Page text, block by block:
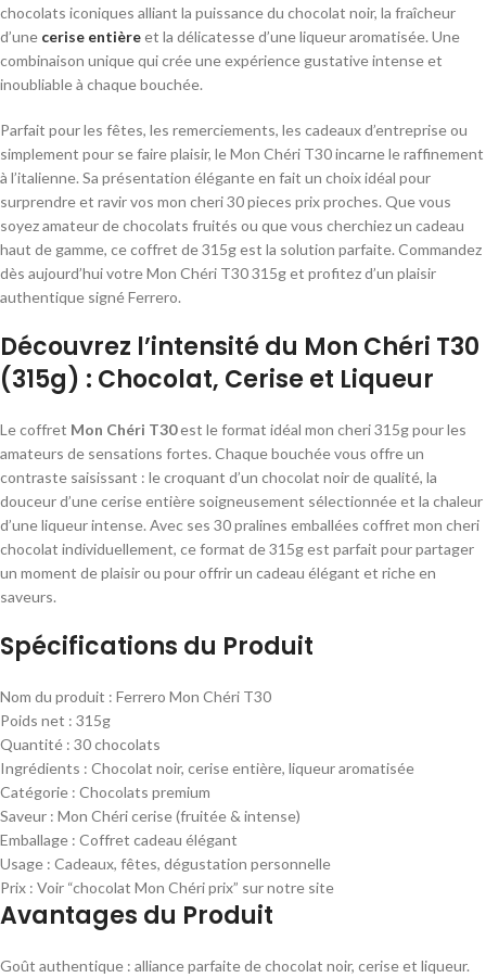
chocolats iconiques alliant la puissance du chocolat noir, la fraîcheur
d’une cerise entièreet la délicatesse d’une liqueur aromatisée. Une
combinaison unique qui crée une expérience gustative intense et
inoubliable à chaque bouchée.
Parfait pour les fêtes, les remerciements, les cadeaux d’entreprise ou
simplement pour se faire plaisir, le Mon Chéri T30 incarne le raffinement
à l’italienne. Sa présentation élégante en fait un choix idéal pour
surprendre et ravir vos mon cheri 30 pieces prix proches. Que vous
soyez amateur de chocolats fruités ou que vous cherchiez un cadeau
haut de gamme, ce coffret de 315g est la solution parfaite. Commandez
dès aujourd’hui votre Mon Chéri T30 315g et profitez d’un plaisir
authentique signé Ferrero.
Découvrez l’intensité du Mon Chéri T30
(315g) : Chocolat, Cerise et Liqueur
Le coffret Mon Chéri T30est le format idéal mon cheri 315g pour les
amateurs de sensations fortes. Chaque bouchée vous offre un
contraste saisissant : le croquant d’un chocolat noir de qualité, la
douceur d’une cerise entière soigneusement sélectionnée et la chaleur
d’une liqueur intense. Avec ses 30 pralines emballées coffret mon cheri
chocolat individuellement, ce format de 315g est parfait pour partager
un moment de plaisir ou pour offrir un cadeau élégant et riche en
saveurs.
Spécifications du Produit
Nom du produit : Ferrero Mon Chéri T30
Poids net : 315g
Quantité : 30 chocolats
Ingrédients : Chocolat noir, cerise entière, liqueur aromatisée
Catégorie : Chocolats premium
Saveur : Mon Chéri cerise (fruitée & intense)
Emballage : Coffret cadeau élégant
Usage : Cadeaux, fêtes, dégustation personnelle
Prix : Voir “chocolat Mon Chéri prix” sur notre site
Avantages du Produit
Goût authentique : alliance parfaite de chocolat noir, cerise et liqueur.